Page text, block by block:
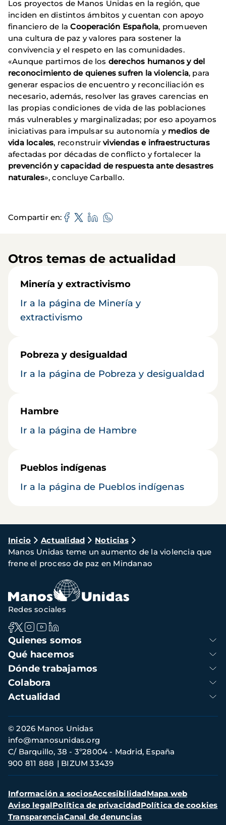
Los proyectos de Manos Unidas en la región, que
inciden en distintos ámbitos y cuentan con apoyo
financiero de laCooperación Española, promueven
una cultura de paz y valores para sostener la
convivencia y el respeto en las comunidades.
«Aunque partimos de los derechos humanos y del
reconocimiento de quienes sufren la violencia, para
generar espacios de encuentro y reconciliación es
necesario, además, resolver las graves carencias en
las propias condiciones de vida de las poblaciones
más vulnerables y marginalizadas; por eso apoyamos
iniciativas para impulsar su autonomía y medios de
vida locales, reconstruirviviendas e infraestructuras
afectadas por décadas de conflicto y fortalecer la
prevención y capacidad de respuesta ante desastres
naturales», concluye Carballo.
Compartir en
Otros temas de actualidad
Minería y extractivismo
Ir a la página de Minería y
extractivismo
Pobreza y desigualdad
Ir a la página de Pobreza y desigualdad
Hambre
Ir a la página de Hambre
Pueblos indígenas
Ir a la página de Pueblos indígenas
Ruta
de
navegación
Inicio Actualidad
Noticias
Manos Unidas teme un aumento de la violencia que
frene el proceso de paz en Mindanao
Navegación
principal
Quienes somos
Qué hacemos
Dónde trabajamos
Colabora
Actualidad
Redes sociales
Información
de
contacto
© 2026 Manos Unidas
C/ Barquillo, 38 - 3º28004 - Madrid, España
900 811 888
BIZUM 33439
info@manosunidas.org
Menú
secundario
Información a sociosAccesibilidadMapa web
Aviso legalPolítica de privacidadPolítica de cookies
TransparenciaCanal de denuncias